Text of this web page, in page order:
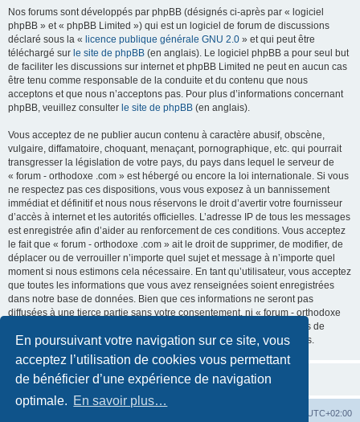
En poursuivant votre navigation sur ce site, vous
acceptez l’utilisation de cookies vous permettant
de bénéficier d’une expérience de navigation
optimale. En savoir plus…
Nos forums sont développés par phpBB (désignés ci-après par « logiciel
phpBB » et « phpBB Limited ») qui est un logiciel de forum de discussions
déclaré sous la « licence publique générale GNU 2.0 » et qui peut être
téléchargé sur le site de phpBB (en anglais). Le logiciel phpBB a pour seul but
de faciliter les discussions sur internet et phpBB Limited ne peut en aucun cas
être tenu comme responsable de la conduite et du contenu que nous
acceptons et que nous n’acceptons pas. Pour plus d’informations concernant
phpBB, veuillez consulter le site de phpBB (en anglais).
Vous acceptez de ne publier aucun contenu à caractère abusif, obscène,
vulgaire, diffamatoire, choquant, menaçant, pornographique, etc. qui pourrait
transgresser la législation de votre pays, du pays dans lequel le serveur de
« forum - orthodoxe .com » est hébergé ou encore la loi internationale. Si vous
ne respectez pas ces dispositions, vous vous exposez à un bannissement
immédiat et définitif et nous nous réservons le droit d’avertir votre fournisseur
d’accès à internet et les autorités officielles. L’adresse IP de tous les messages
est enregistrée afin d’aider au renforcement de ces conditions. Vous acceptez
le fait que « forum - orthodoxe .com » ait le droit de supprimer, de modifier, de
déplacer ou de verrouiller n’importe quel sujet et message à n’importe quel
moment si nous estimons cela nécessaire. En tant qu’utilisateur, vous acceptez
que toutes les informations que vous avez renseignées soient enregistrées
dans notre base de données. Bien que ces informations ne seront pas
diffusées à une tierce partie sans votre consentement, ni « forum - orthodoxe
.com », ni phpBB, ne pourront être tenus comme responsables en cas de
tentative de piratage informatique visant à compromettre vos données.
UTC+02:00